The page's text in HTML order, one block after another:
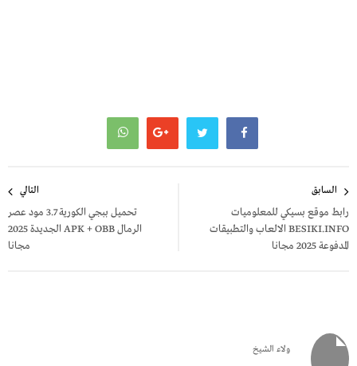
المقالات
السابق
رابط موقع بسيكي للمعلوميات
BESIKI.INFO الالعاب والتطبيقات
المدفوعة 2025 مجانا
التالي
تحميل ببجي الكورية 3.7 مود عصر
الرمال APK + OBB الجديدة 2025
مجانا
ولاء الشيخ